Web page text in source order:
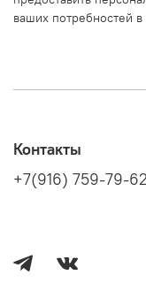
ваших потребностей
Контакты
+7(916) 759-79-62